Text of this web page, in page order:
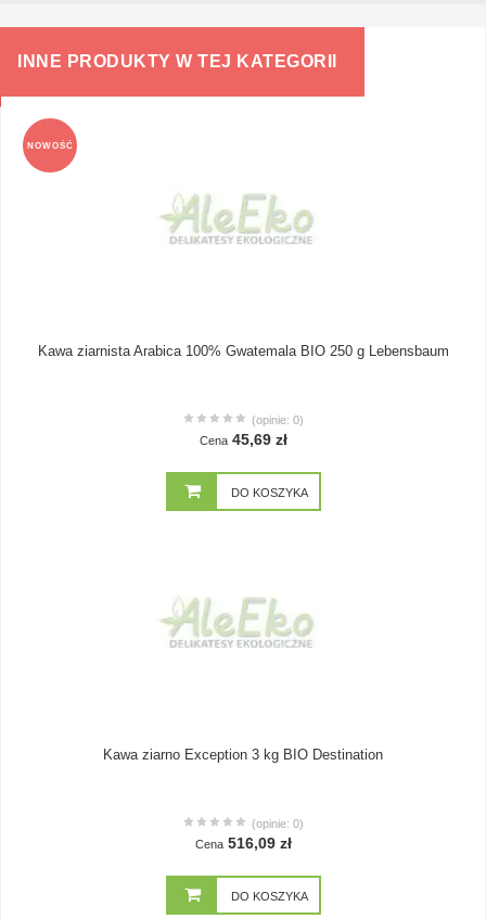
INNE PRODUKTY W TEJ KATEGORII
NOWOŚĆ
Kawa ziarnista Arabica 100% Gwatemala BIO 250 g Lebensbaum
(opinie: 0)
Cena 45,69 zł
DO KOSZYKA
Kawa ziarno Exception 3 kg BIO Destination
(opinie: 0)
Cena 516,09 zł
DO KOSZYKA